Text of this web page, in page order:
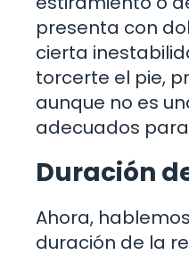
presenta con
cierta
torcerte el pie,
aunque no es
adecuados
Duración
Ahora,
duración de la